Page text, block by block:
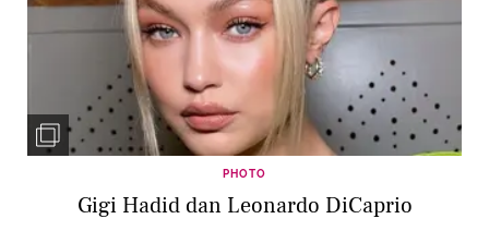
PHOTO
Gigi Hadid dan Leonardo DiCaprio